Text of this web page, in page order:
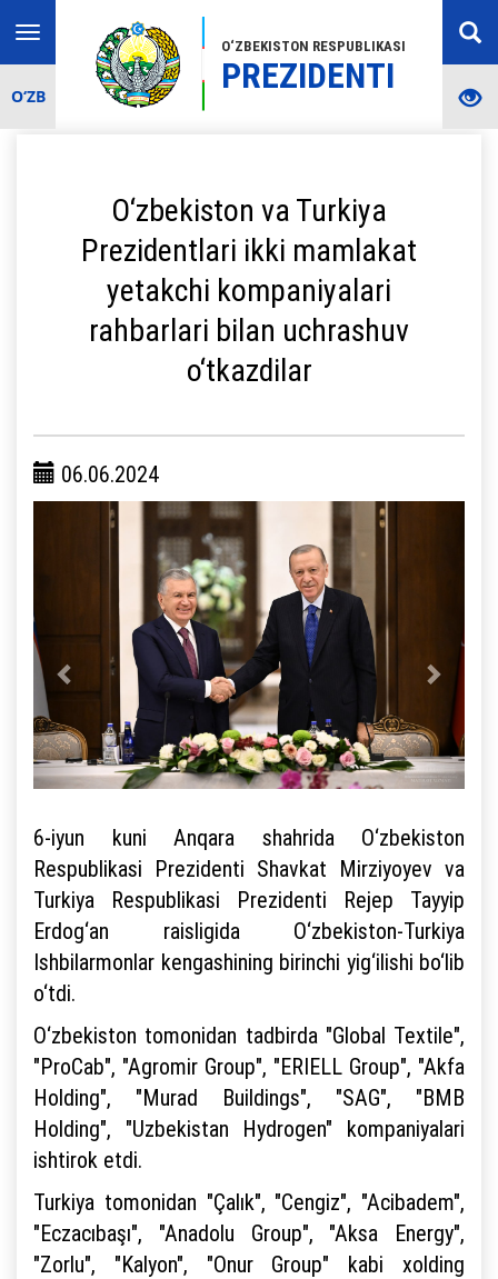
O‘ZBEKISTON RESPUBLIKASI
PREZIDENTI
Toggle
navigation
O‘ZB
O‘zbekiston va Turkiya
Prezidentlari ikki mamlakat
yetakchi kompaniyalari
rahbarlari bilan uchrashuv
o‘tkazdilar
06.06.2024
6-iyun kuni Anqara shahrida O‘zbekiston
Respublikasi Prezidenti Shavkat Mirziyoyev va
Turkiya Respublikasi Prezidenti Rejep Tayyip
Erdog‘an raisligida O‘zbekiston-Turkiya
Ishbilarmonlar kengashining birinchi yig‘ilishi bo‘lib
o‘tdi.
O‘zbekiston tomonidan tadbirda "Global Textile",
"ProCab", "Agromir Group", "ERIELL Group", "Akfa
Holding", "Murad Buildings", "SAG", "BMB
Holding", "Uzbekistan Hydrogen" kompaniyalari
ishtirok etdi.
Turkiya tomonidan "Çalık", "Cengiz", "Acibadem",
"Eczacıbaşı", "Anadolu Group", "Aksa Energy",
"Zorlu", "Kalyon", "Onur Group" kabi xolding